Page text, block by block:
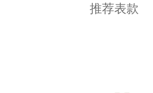
推荐表款